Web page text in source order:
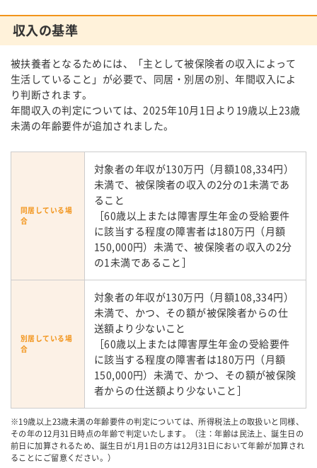
収入の基準
被扶養者となるためには、「主として被保険者の収入によって
生活していること」が必要で、同居・別居の別、年間収入によ
り判断されます。
年間収入の判定については、2025年10月1日より19歳以上23歳
未満の年齢要件が追加されました。
同居している場
合
対象者の年収が130万円（月額108,334円）
未満で、被保険者の収入の2分の1未満であ
ること
［60歳以上または障害厚生年金の受給要件
に該当する程度の障害者は180万円（月額
150,000円）未満で、被保険者の収入の2分
の1未満であること］
別居している場
合
対象者の年収が130万円（月額108,334円）
未満で、かつ、その額が被保険者からの仕
送額より少ないこと
［60歳以上または障害厚生年金の受給要件
に該当する程度の障害者は180万円（月額
150,000円）未満で、かつ、その額が被保険
者からの仕送額より少ないこと］
※19歳以上23歳未満の年齢要件の判定については、所得税法上の取扱いと同様、
その年の12月31日時点の年齢で判定いたします。（注：年齢は民法上、誕生日の
前日に加算されるため、誕生日が1月1日の方は12月31日において年齢が加算され
ることにご留意ください。）